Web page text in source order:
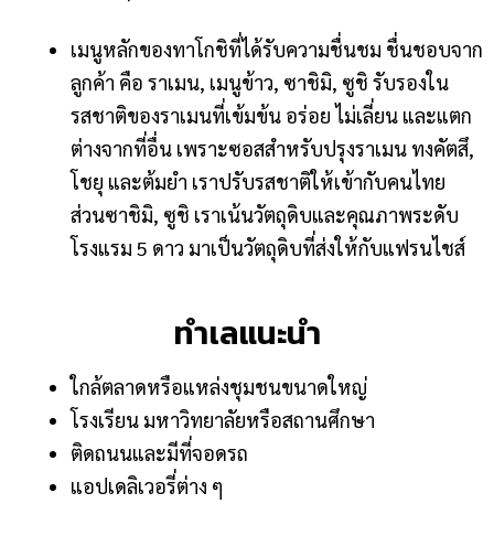
เมนูหลักของทาโกชิที่ได้รับความชื่นชม ชื่นชอบจาก
ลูกค้า คือ ราเมน, เมนูข้าว, ซาชิมิ, ซูชิ รับรองใน
รสชาติของราเมนที่เข้มข้น อร่อย ไม่เลี่ยน และแตก
ต่างจากที่อื่น เพราะซอสสำหรับปรุงราเมน ทงคัตสึ,
โชยุ และต้มยำ เราปรับรสชาติให้เข้ากับคนไทย
ส่วนซาชิมิ, ซูชิ เราเน้นวัตถุดิบและคุณภาพระดับ
โรงแรม 5 ดาว มาเป็นวัตถุดิบที่ส่งให้กับแฟรนไชส์
ทำเลแนะนำ
ใกล้ตลาดหรือแหล่งชุมชนขนาดใหญ่
โรงเรียน มหาวิทยาลัยหรือสถานศึกษา
ติดถนนและมีที่จอดรถ
แอปเดลิเวอรี่ต่าง ๆ